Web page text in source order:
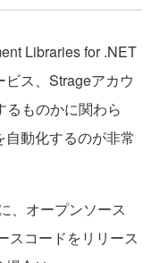
Libraries for .NET
ス、Strageアカウ
るものかに関わら
動化するのが非常
、オープンソース
スコードをリリース